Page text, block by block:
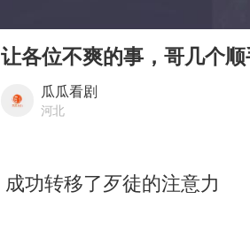
27岁女子组织
陕西省委书记
改名后的“青海拉
让各位不爽的事，哥几个
瓜瓜看剧
河北
成功转移了歹徒的注意力